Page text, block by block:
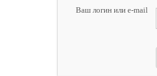
Ваш логин или e-mail